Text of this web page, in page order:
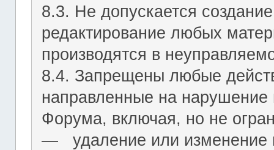
8.3. Не допускается
редактирование любых
производятся в
8.4. Запрещены любые
направленные на
Форума, включая, но не
― удаление или изменение